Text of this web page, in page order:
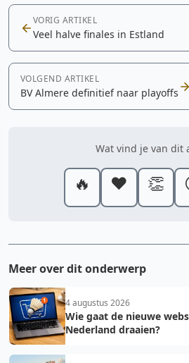
VORIG ARTIKEL
Veel halve finales in Estland
VOLGEND ARTIKEL
BV Almere definitief naar playoffs
Wat vind je van dit
🔥 ❤️ 👏
Meer over dit onderwerp
4 augustus 2026
Wie gaat de nieuwe
Nederland draaien?